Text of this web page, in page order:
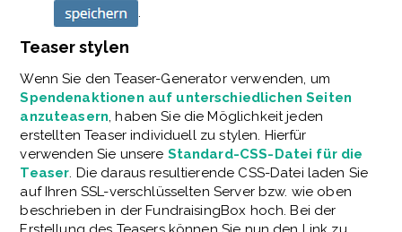
.
Teaser stylen
Wenn Sie den Teaser-Generator verwenden, um
Spendenaktionen auf unterschiedlichen Seiten
anzuteasern, haben Sie die Möglichkeit jeden
erstellten Teaser individuell zu stylen. Hierfür
verwenden Sie unsere Standard-CSS-Datei für die
Teaser. Die daraus resultierende CSS-Datei laden Sie
auf Ihren SSL-verschlüsselten Server bzw. wie oben
beschrieben in der FundraisingBox hoch. Bei der